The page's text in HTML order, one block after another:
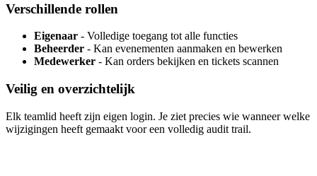
Verschillende rollen
Eigenaar - Volledige toegang tot alle functies
Beheerder - Kan evenementen aanmaken en bewerken
Medewerker - Kan orders bekijken en tickets scannen
Veilig en overzichtelijk
Elk teamlid heeft zijn eigen login. Je ziet precies wie wanneer welke
wijzigingen heeft gemaakt voor een volledig audit trail.